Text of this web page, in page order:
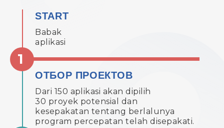
START
Babak
aplikasi
ОТБОР ПРОЕКТОВ
Dari 150 aplikasi akan dipilih
30 proyek potensial dan
kesepakatan tentang berlalunya
program percepatan telah disepakati.